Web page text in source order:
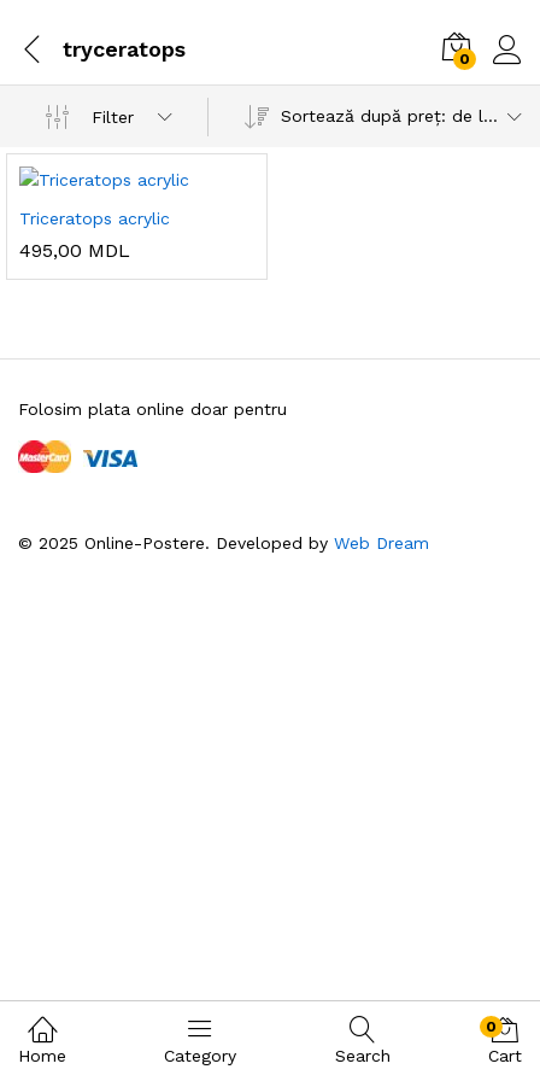
tryceratops 0
Filter Sortează după preț: de la mic la mare
Triceratops acrylic
495,00 MDL
© 2025 Online-Postere. Developed by Web Dream
Folosim plata online doar pentru
Home Category Search
0
Cart